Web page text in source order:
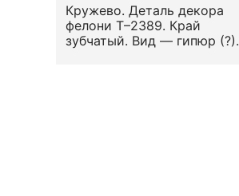
Кружево. Деталь декора
фелони Т–2389. Край
зубчатый. Вид — гипюр (?).